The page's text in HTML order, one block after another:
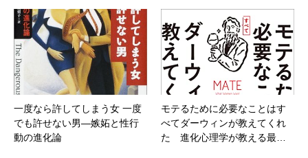
一度なら許してしまう女 一度
でも許せない男―嫉妬と性行
動の進化論
モテるために必要なことはす
べてダーウィンが教えてくれ
た 進化心理学が教える最…